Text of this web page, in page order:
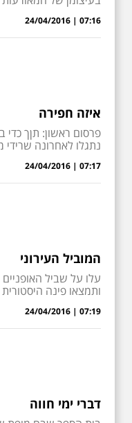
07:16 | 24/04/2016
איזה חפירה
פרסום ראשון: תןך
נתגלו לאחרונה
07:17 | 24/04/2016
המוביל העירוני
עלו על שביל
ותמצאו פינה היסטורית
07:19 | 24/04/2016
דברי ימי חווה